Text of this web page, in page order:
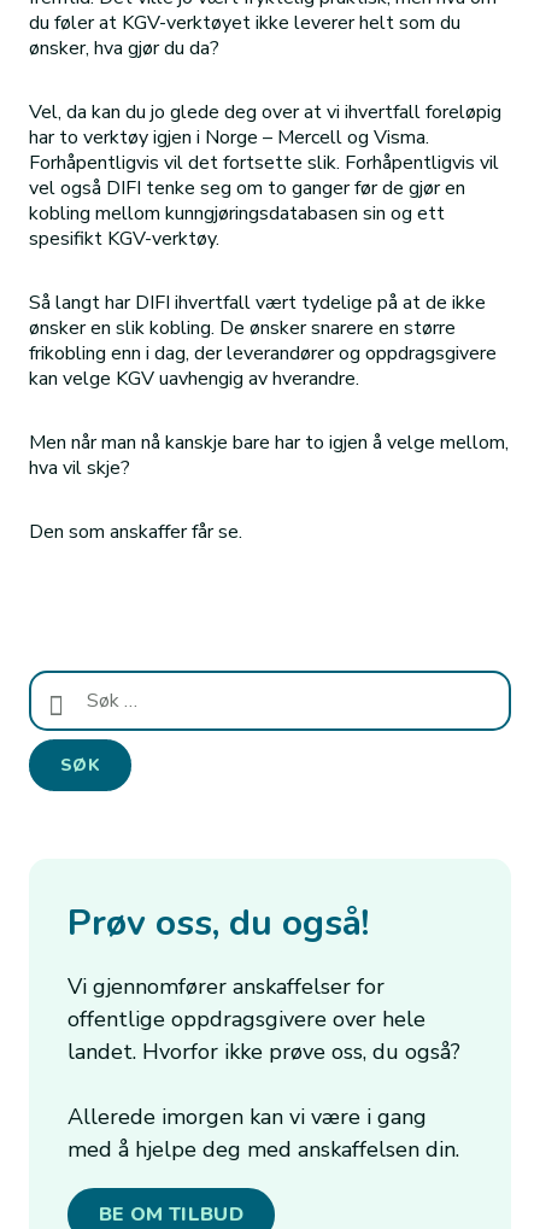
du føler at KGV-verktøyet ikke leverer helt som du
ønsker, hva gjør du da?
Vel, da kan du jo glede deg over at vi ihvertfall foreløpig
har to verktøy igjen i Norge – Mercell og Visma.
Forhåpentligvis vil det fortsette slik. Forhåpentligvis vil
vel også DIFI tenke seg om to ganger før de gjør en
kobling mellom kunngjøringsdatabasen sin og ett
spesifikt KGV-verktøy.
Så langt har DIFI ihvertfall vært tydelige på at de ikke
ønsker en slik kobling. De ønsker snarere en større
frikobling enn i dag, der leverandører og oppdragsgivere
kan velge KGV uavhengig av hverandre.
Men når man nå kanskje bare har to igjen å velge mellom,
hva vil skje?
Den som anskaffer får se.
Søk
etter:
Prøv oss, du også!
Vi gjennomfører anskaffelser for
offentlige oppdragsgivere over hele
landet. Hvorfor ikke prøve oss, du også?
Allerede imorgen kan vi være i gang
med å hjelpe deg med anskaffelsen din.
BE OM TILBUD